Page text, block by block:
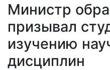
Министр
призывал
изучению
дисциплин